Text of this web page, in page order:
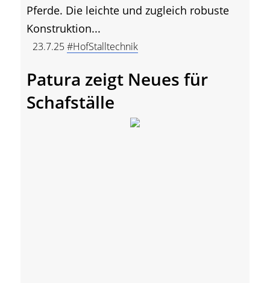
Pferde. Die leichte und zugleich robuste
Konstruktion...
23.7.25#HofStalltechnik
Patura zeigt Neues für
Schafställe